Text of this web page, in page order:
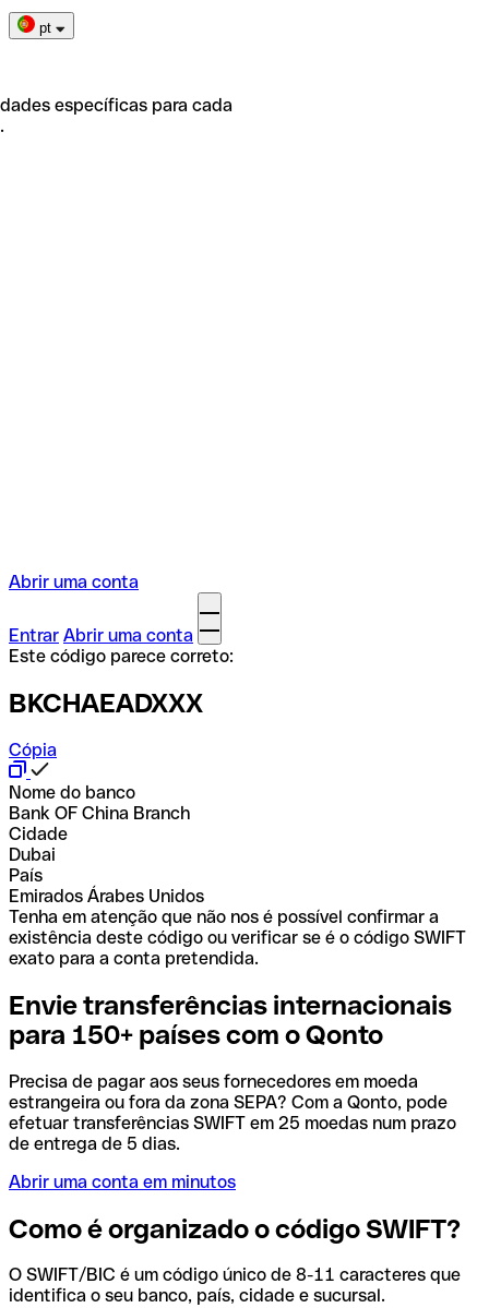
pt
específicas para cada
Abrir uma conta
Entrar Abrir uma conta
Este código parece correto:
BKCHAEADXXX
Cópia
Nome do banco
Bank OF China Branch
Cidade
Dubai
País
Emirados Árabes Unidos
Tenha em atenção que não nos é possível confirmar a
existência deste código ou verificar se é o código SWIFT
exato para a conta pretendida.
Envie transferências internacionais
para 150+ países com o Qonto
Precisa de pagar aos seus fornecedores em moeda
estrangeira ou fora da zona SEPA? Com a Qonto, pode
efetuar transferências SWIFT em 25 moedas num prazo
de entrega de 5 dias.
Abrir uma conta em minutos
Como é organizado o código SWIFT?
O SWIFT/BIC é um código único de 8-11 caracteres que
identifica o seu banco, país, cidade e sucursal.